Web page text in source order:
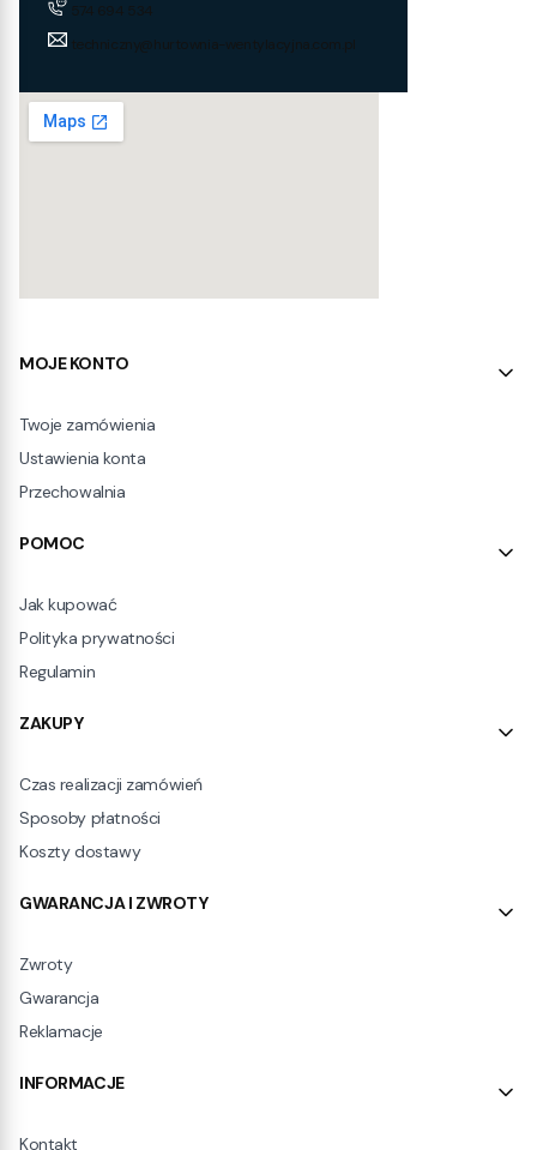
574 694 534
techniczny@hurtownia-wentylacyjna.com.pl
Linki w stopce
MOJE KONTO
Twoje zamówienia
Ustawienia konta
Przechowalnia
POMOC
Jak kupować
Polityka prywatności
Regulamin
ZAKUPY
Czas realizacji zamówień
Sposoby płatności
Koszty dostawy
GWARANCJA I ZWROTY
Zwroty
Gwarancja
Reklamacje
INFORMACJE
Kontakt